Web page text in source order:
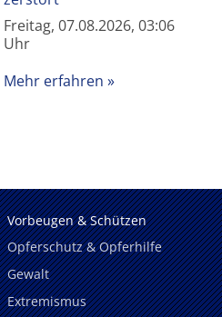
Freitag, 07.08.2026, 03:06
Uhr
Mehr erfahren
Vorbeugen & Schützen
Opferschutz & Opferhilfe
Gewalt
Extremismus